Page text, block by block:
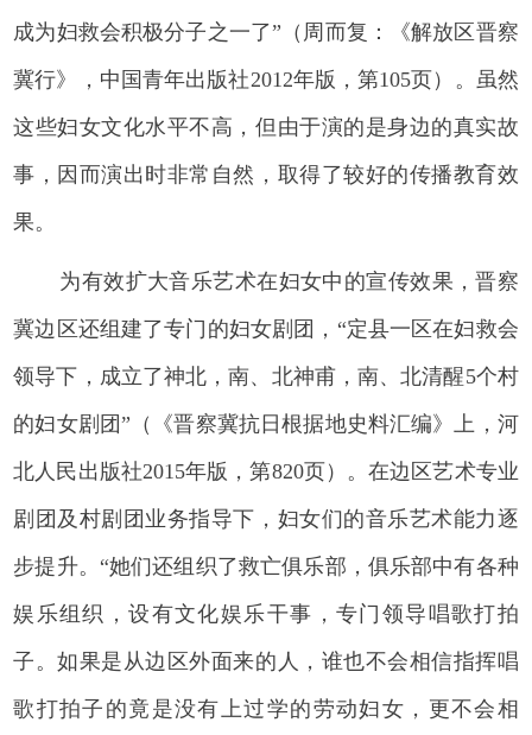
成为妇救会积极分子之一了”（周而复：《解放区晋察
冀行》，中国青年出版社2012年版，第105页）。虽然
这些妇女文化水平不高，但由于演的是身边的真实故
事，因而演出时非常自然，取得了较好的传播教育效
果。
为有效扩大音乐艺术在妇女中的宣传效果，晋察
冀边区还组建了专门的妇女剧团，“定县一区在妇救会
领导下，成立了神北，南、北神甫，南、北清醒5个村
的妇女剧团”（《晋察冀抗日根据地史料汇编》上，河
北人民出版社2015年版，第820页）。在边区艺术专业
剧团及村剧团业务指导下，妇女们的音乐艺术能力逐
步提升。“她们还组织了救亡俱乐部，俱乐部中有各种
娱乐组织，设有文化娱乐干事，专门领导唱歌打拍
子。如果是从边区外面来的人，谁也不会相信指挥唱
歌打拍子的竟是没有上过学的劳动妇女，更不会相